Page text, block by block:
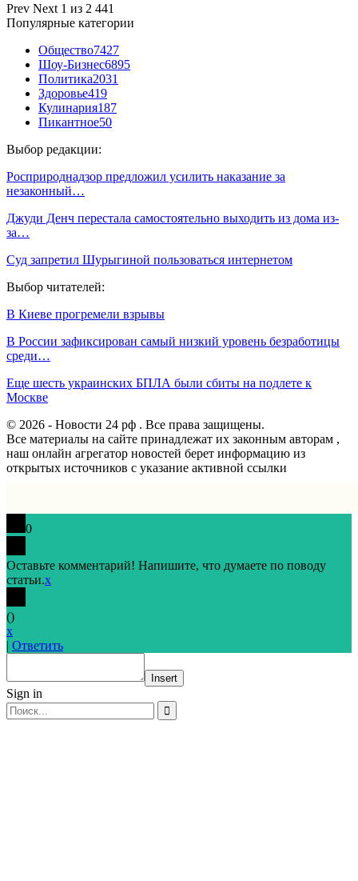
Prev Next 1 из 2 441
Популярные категории
Общество7427
Шоу-Бизнес6895
Политика2031
Здоровье419
Кулинария187
Пикантное50
Выбор редакции:
Росприроднадзор предложил усилить наказание за
незаконный…
Джуди Денч перестала самостоятельно выходить из дома из-
за…
Суд запретил Шурыгиной пользоваться интернетом
Выбор читателей:
В Киеве прогремели взрывы
В России зафиксирован самый низкий уровень безработицы
среди…
Еще шесть украинских БПЛА были сбиты на подлете к
Москве
© 2026 - Новости 24 рф . Все права защищены.
Все материалы на сайте принадлежат их законным авторам ,
наш онлайн агрегатор новостей берет информацию из
открытых источников с указание активной ссылки
0
Оставьте комментарий! Напишите, что думаете по поводу
статьи.x
()
x
| Ответить
Insert
Sign in